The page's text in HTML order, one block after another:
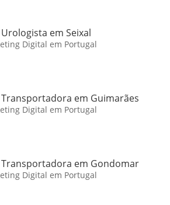
em Seixal
Digital em Portugal
em Guimarães
Digital em Portugal
Transportadora em Gondomar
Digital em Portugal